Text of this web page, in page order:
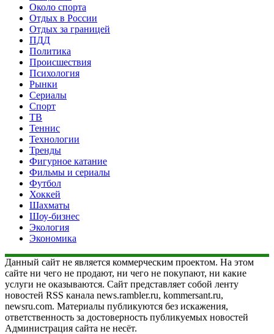
Около спорта
Отдых в России
Отдых за границей
ПДД
Политика
Происшествия
Психология
Рынки
Сериалы
Спорт
ТВ
Теннис
Технологии
Тренды
Фигурное катание
Фильмы и сериалы
Футбол
Хоккей
Шахматы
Шоу-бизнес
Экология
Экономика
Данный сайт не является коммерческим проектом. На этом
сайте ни чего не продают, ни чего не покупают, ни какие
услуги не оказываются. Сайт представляет собой ленту
новостей RSS канала news.rambler.ru, kommersant.ru,
newsru.com. Материалы публикуются без искажения,
ответственность за достоверность публикуемых новостей
Администрация сайта не несёт.